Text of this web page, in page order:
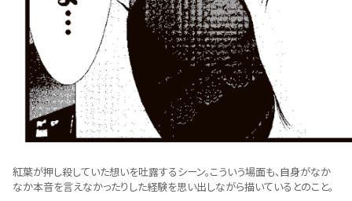
紅葉が押し殺していた想いを吐露するシーン。こういう場面も、自身がなか
なか本音を言えなかったりした経験を思い出しながら描いているとのこと。